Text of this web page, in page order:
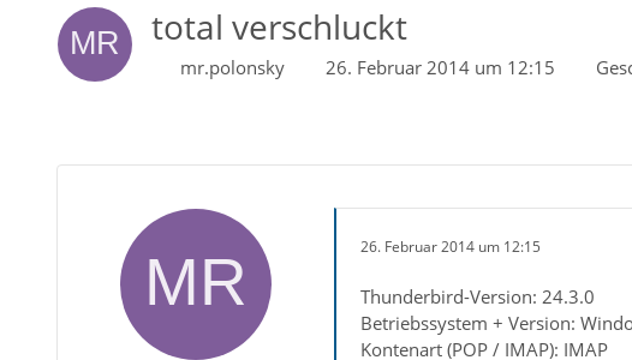
total verschluckt
mr.polonsky 26. Februar 2014 um 12:15
26. Februar 2014 um 12:15
Thunderbird-Version: 24.3.0
Betriebssystem + Version:
Kontenart (POP / IMAP): IMAP